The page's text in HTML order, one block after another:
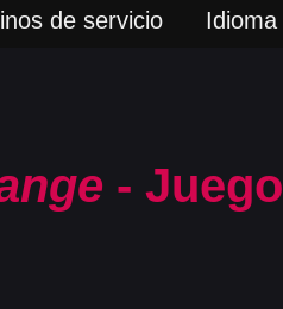
de servicio Idioma
- Juego